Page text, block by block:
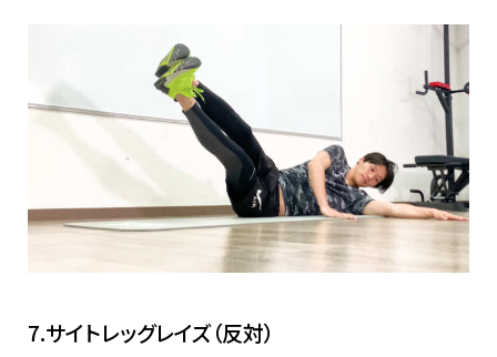
7.サイトレッグレイズ（反対）